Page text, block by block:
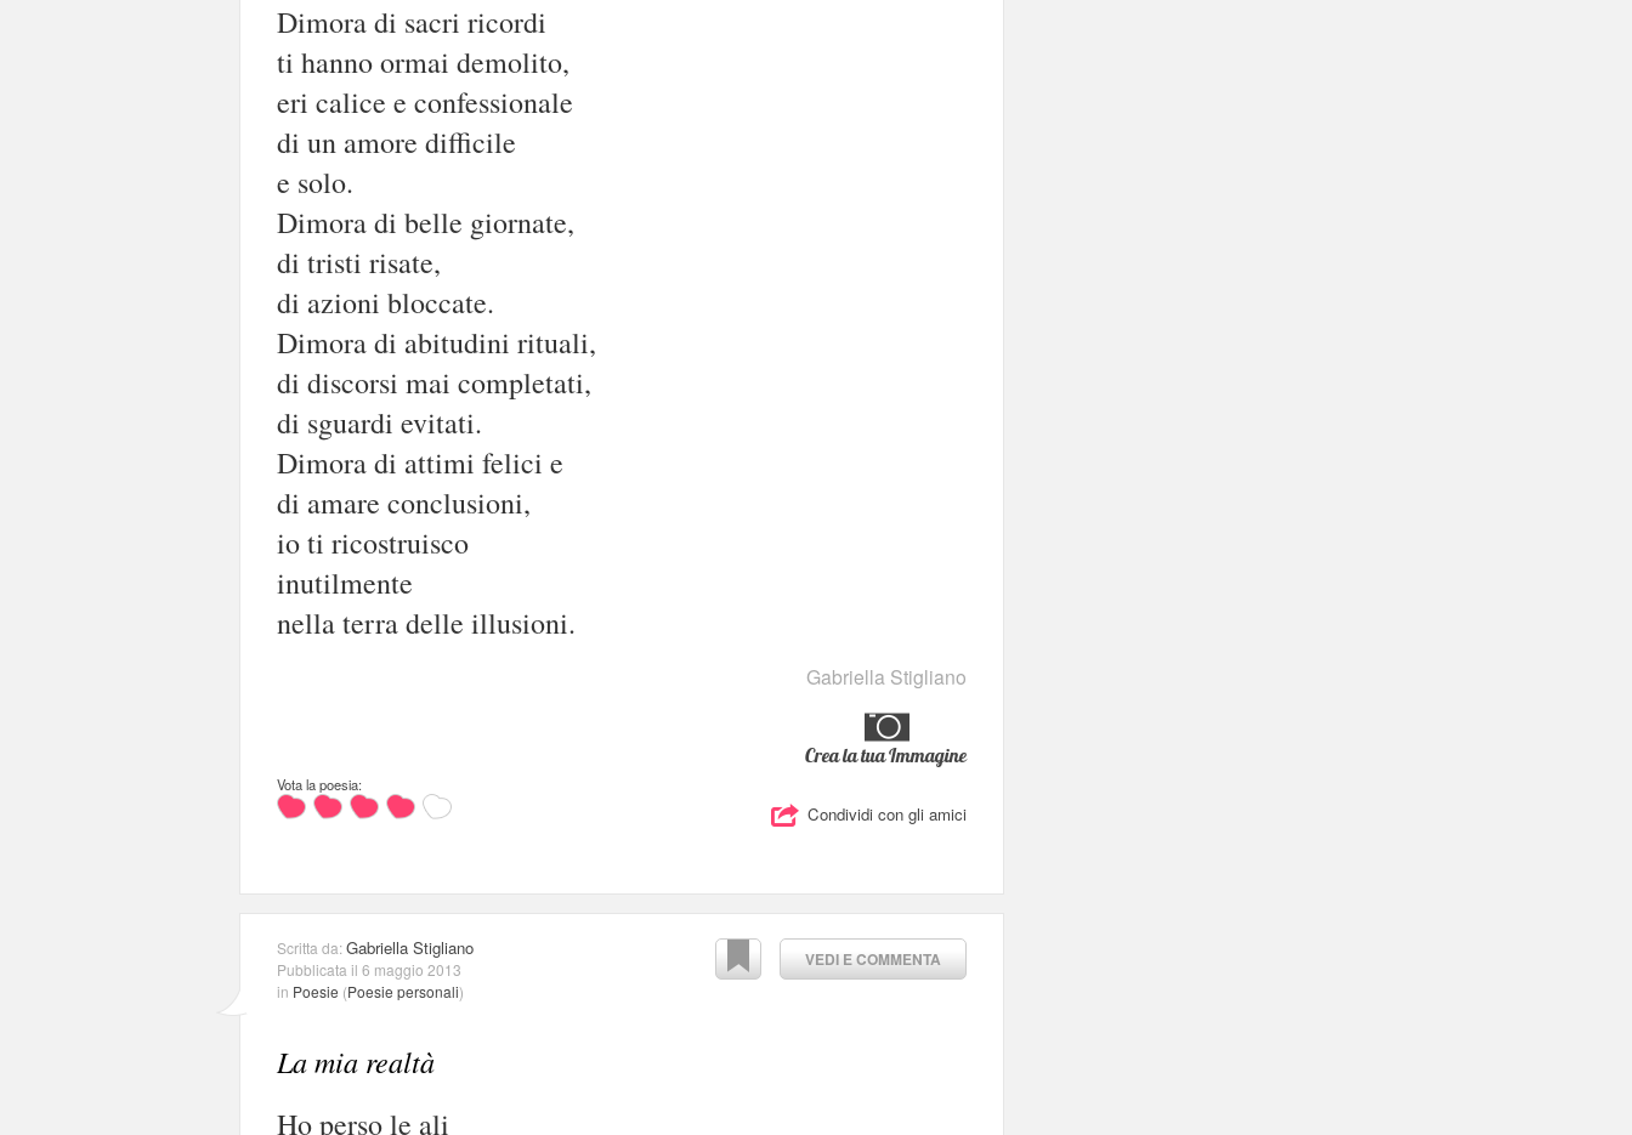
Dimora di sacri ricordi
ti hanno ormai demolito,
eri calice e confessionale
di un amore difficile
e solo.
Dimora di belle giornate,
di tristi risate,
di azioni bloccate.
Dimora di abitudini rituali,
di discorsi mai completati,
di sguardi evitati.
Dimora di attimi felici e
di amare conclusioni,
io ti ricostruisco
inutilmente
nella terra delle illusioni.
Gabriella Stigliano
Crea la tua Immagine
Vota la poesia:
Condividi con gli amici
VEDI E COMMENTA
Scritta da:Gabriella Stigliano
Pubblicata il 6 maggio 2013
in Poesie (Poesie personali)
La mia realtà
Ho perso le ali